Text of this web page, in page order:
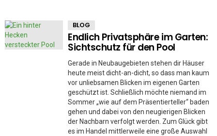
BLOG
Endlich Privatsphäre im Garten:
Sichtschutz für den Pool
Gerade in Neubaugebieten stehen dir Häuser
heute meist dicht-an-dicht, so dass man kaum
vor unliebsamen Blicken im eigenen Garten
geschützt ist. Schließlich möchte niemand im
Sommer „wie auf dem Präsentierteller“ baden
gehen und dabei von den neugierigen Blicken
der Nachbarn verfolgt werden. Zum Glück gibt
es im Handel mittlerweile eine große Auswahl